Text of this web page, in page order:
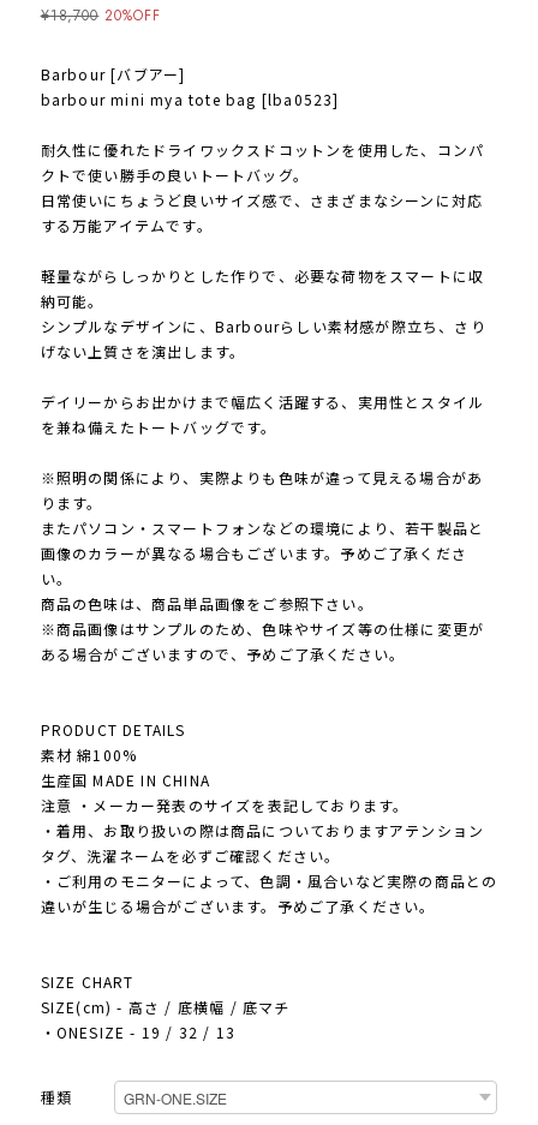
¥18,700 20%OFF
Barbour [バブアー]
barbour mini mya tote bag [lba0523]
耐久性に優れたドライワックスドコットンを使用した、コンパ
クトで使い勝手の良いトートバッグ。
日常使いにちょうど良いサイズ感で、さまざまなシーンに対応
する万能アイテムです。
軽量ながらしっかりとした作りで、必要な荷物をスマートに収
納可能。
シンプルなデザインに、Barbourらしい素材感が際立ち、さり
げない上質さを演出します。
デイリーからお出かけまで幅広く活躍する、実用性とスタイル
を兼ね備えたトートバッグです。
※照明の関係により、実際よりも色味が違って見える場合があ
ります。
またパソコン・スマートフォンなどの環境により、若干製品と
画像のカラーが異なる場合もございます。予めご了承くださ
い。
商品の色味は、商品単品画像をご参照下さい。
※商品画像はサンプルのため、色味やサイズ等の仕様に変更が
ある場合がございますので、予めご了承ください。
PRODUCT DETAILS
素材 綿100%
生産国 MADE IN CHINA
注意 ・メーカー発表のサイズを表記しております。
・着用、お取り扱いの際は商品についておりますアテンション
タグ、洗濯ネームを必ずご確認ください。
・ご利用のモニターによって、色調・風合いなど実際の商品との
違いが生じる場合がございます。予めご了承ください。
SIZE CHART
SIZE(cm) - 高さ / 底横幅 / 底マチ
・ONESIZE - 19 / 32 / 13
種類